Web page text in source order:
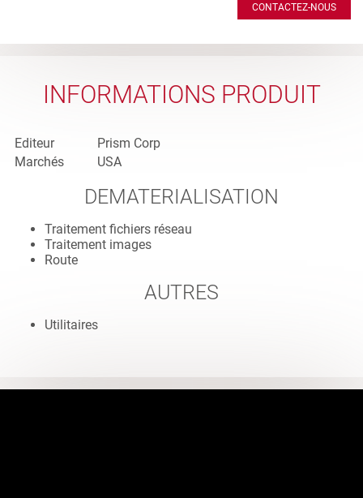
CONTACTEZ-NOUS
INFORMATIONS PRODUIT
Editeur
Prism Corp
Marchés
USA
DEMATERIALISATION
Traitement fichiers réseau
Traitement images
Route
AUTRES
Utilitaires